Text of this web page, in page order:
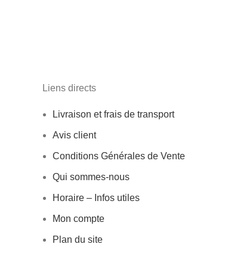
Liens directs
Livraison et frais de transport
Avis client
Conditions Générales de Vente
Qui sommes-nous
Horaire – Infos utiles
Mon compte
Plan du site